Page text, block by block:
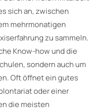
sich an, zwischen
mehrmonatigen
zu sammeln.
Know-how und die
sondern auch um
Oft öffnet ein gutes
oder einer
die meisten